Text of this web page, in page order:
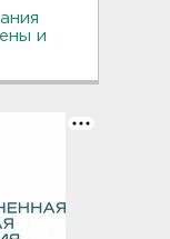
и